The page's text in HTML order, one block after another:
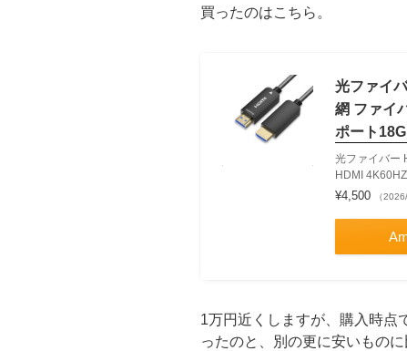
買ったのはこちら。
光ファイ
網 ファイ
ポート
光ファイバー
HDMI
¥4,500 （
1万円近くしますが、購入時点
ったのと、別の更に安いもの